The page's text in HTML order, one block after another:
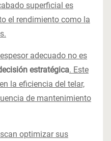
superficial es
el rendimiento como la
adecuado no es
estratégica. Este
la eficiencia del telar,
de mantenimiento
optimizar sus